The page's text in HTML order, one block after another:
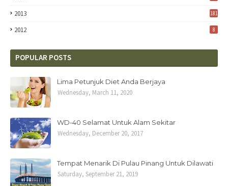
2013 181
2012 8
POPULAR POSTS
Lima Petunjuk Diet Anda Berjaya
Wednesday, March 11, 2020
WD-40 Selamat Untuk Alam Sekitar
Wednesday, December 20, 2017
Tempat Menarik Di Pulau Pinang Untuk Dilawati
Saturday, September 21, 2019